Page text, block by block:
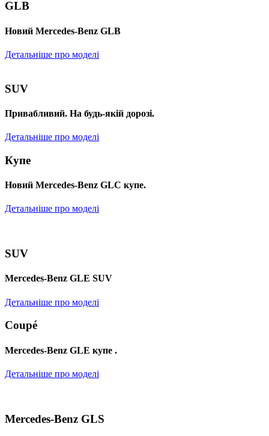
GLB
Новий Mercedes-Benz GLB
Детальніше про моделі
SUV
Привабливий. На будь-якій дорозі.
Детальніше про моделі
Купе
Новий Mercedes-Benz GLС купе.
Детальніше про моделі
SUV
Mercedes-Benz GLE SUV
Детальніше про моделі
Coupé
Mercedes-Benz GLE купе .
Детальніше про моделі
Mercedes-Benz GLS